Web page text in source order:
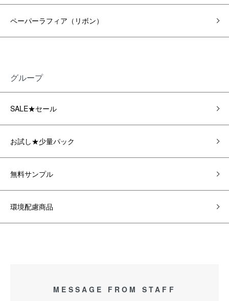
ペーパーラフィア（リボン）
グループ
SALE★セール
お試し★少量パック
無料サンプル
環境配慮商品
MESSAGE FROM STAFF